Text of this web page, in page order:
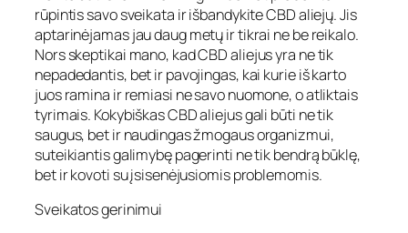
rūpintis savo sveikata ir išbandykite CBD aliejų. Jis
aptarinėjamas jau daug metų ir tikrai ne be reikalo.
Nors skeptikai mano, kad CBD aliejus yra ne tik
nepadedantis, bet ir pavojingas, kai kurie iš karto
juos ramina ir remiasi ne savo nuomone, o atliktais
tyrimais. Kokybiškas CBD aliejus gali būti ne tik
saugus, bet ir naudingas žmogaus organizmui,
suteikiantis galimybę pagerinti ne tik bendrą būklę,
bet ir kovoti su įsisenėjusiomis problemomis.
Sveikatos gerinimui